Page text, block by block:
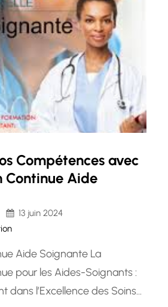
Compétences avec
Continue Aide
13 juin 2024
Aide Soignante La
pour les Aides-Soignants :
dans l’Excellence des Soins